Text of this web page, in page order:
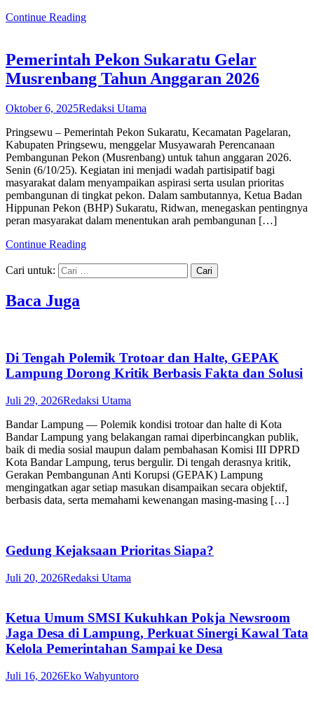
Continue Reading
Pemerintah Pekon Sukaratu Gelar
Musrenbang Tahun Anggaran 2026
Oktober 6, 2025Redaksi Utama
Pringsewu – Pemerintah Pekon Sukaratu, Kecamatan Pagelaran,
Kabupaten Pringsewu, menggelar Musyawarah Perencanaan
Pembangunan Pekon (Musrenbang) untuk tahun anggaran 2026.
Senin (6/10/25). Kegiatan ini menjadi wadah partisipatif bagi
masyarakat dalam menyampaikan aspirasi serta usulan prioritas
pembangunan di tingkat pekon. Dalam sambutannya, Ketua Badan
Hippunan Pekon (BHP) Sukaratu, Ridwan, menegaskan pentingnya
peran masyarakat dalam menentukan arah pembangunan […]
Continue Reading
Cari untuk:
Baca Juga
Di Tengah Polemik Trotoar dan Halte, GEPAK
Lampung Dorong Kritik Berbasis Fakta dan Solusi
Juli 29, 2026Redaksi Utama
Bandar Lampung — Polemik kondisi trotoar dan halte di Kota
Bandar Lampung yang belakangan ramai diperbincangkan publik,
baik di media sosial maupun dalam pembahasan Komisi III DPRD
Kota Bandar Lampung, terus bergulir. Di tengah derasnya kritik,
Gerakan Pembangunan Anti Korupsi (GEPAK) Lampung
mengingatkan agar setiap masukan disampaikan secara objektif,
berbasis data, serta memahami kewenangan masing-masing […]
Gedung Kejaksaan Prioritas Siapa?
Juli 20, 2026Redaksi Utama
Ketua Umum SMSI Kukuhkan Pokja Newsroom
Jaga Desa di Lampung, Perkuat Sinergi Kawal Tata
Kelola Pemerintahan Sampai ke Desa
Juli 16, 2026Eko Wahyuntoro